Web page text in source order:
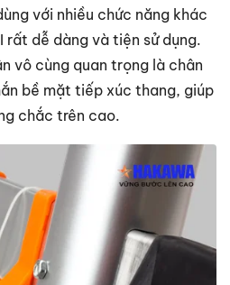
với nhiều chức năng khác
rất dễ dàng và tiện sử dụng.
vô cùng quan trọng là chân
bề mặt tiếp xúc thang, giúp
chắc trên cao.